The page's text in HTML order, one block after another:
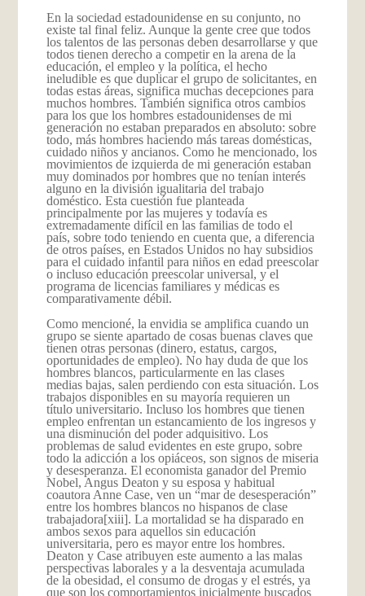
En la sociedad estadounidense en su conjunto, no
existe tal final feliz. Aunque la gente cree que todos
los talentos de las personas deben desarrollarse y que
todos tienen derecho a competir en la arena de la
educación, el empleo y la política, el hecho
ineludible es que duplicar el grupo de solicitantes, en
todas estas áreas, significa muchas decepciones para
muchos hombres. También significa otros cambios
para los que los hombres estadounidenses de mi
generación no estaban preparados en absoluto: sobre
todo, más hombres haciendo más tareas domésticas,
cuidado niños y ancianos. Como he mencionado, los
movimientos de izquierda de mi generación estaban
muy dominados por hombres que no tenían interés
alguno en la división igualitaria del trabajo
doméstico. Esta cuestión fue planteada
principalmente por las mujeres y todavía es
extremadamente difícil en las familias de todo el
país, sobre todo teniendo en cuenta que, a diferencia
de otros países, en Estados Unidos no hay subsidios
para el cuidado infantil para niños en edad preescolar
o incluso educación preescolar universal, y el
programa de licencias familiares y médicas es
comparativamente débil.
Como mencioné, la envidia se amplifica cuando un
grupo se siente apartado de cosas buenas claves que
tienen otras personas (dinero, estatus, cargos,
oportunidades de empleo). No hay duda de que los
hombres blancos, particularmente en las clases
medias bajas, salen perdiendo con esta situación. Los
trabajos disponibles en su mayoría requieren un
título universitario. Incluso los hombres que tienen
empleo enfrentan un estancamiento de los ingresos y
una disminución del poder adquisitivo. Los
problemas de salud evidentes en este grupo, sobre
todo la adicción a los opiáceos, son signos de miseria
y desesperanza. El economista ganador del Premio
Nobel, Angus Deaton y su esposa y habitual
coautora Anne Case, ven un “mar de desesperación”
entre los hombres blancos no hispanos de clase
trabajadora[xiii]. La mortalidad se ha disparado en
ambos sexos para aquellos sin educación
universitaria, pero es mayor entre los hombres.
Deaton y Case atribuyen este aumento a las malas
perspectivas laborales y a la desventaja acumulada
de la obesidad, el consumo de drogas y el estrés, ya
que son los comportamientos inicialmente buscados